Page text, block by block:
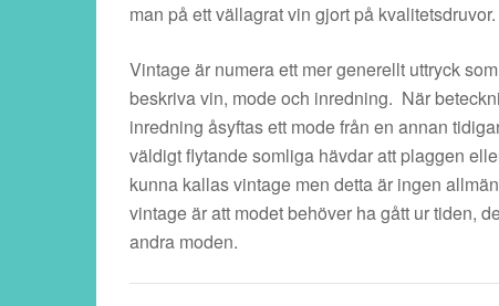
man på ett vällagrat vin gjort på kvalitetsdruvor.
Vintage är numera ett mer generellt uttryck
beskriva vin, mode och inredning. När
inredning åsyftas ett mode från en annan
väldigt flytande somliga hävdar att plaggen
kunna kallas vintage men detta är ingen
vintage är att modet behöver ha gått ur tiden,
andra moden.